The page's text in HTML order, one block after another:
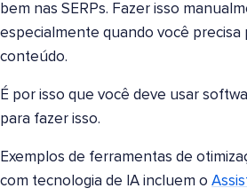
bem nas SERPs. Fazer isso
especialmente quando você precisa
conteúdo.
É por isso que você deve usar
para fazer isso.
Exemplos de ferramentas de
com tecnologia de IA incluem o